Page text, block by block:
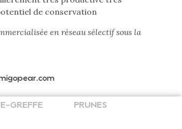
GREFFE PRUNES
de conservation
en réseau sélectif sous la